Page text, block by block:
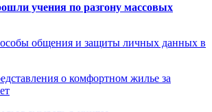
учения по разгону массовых
общения и защиты личных данных в
о комфортном жилье за